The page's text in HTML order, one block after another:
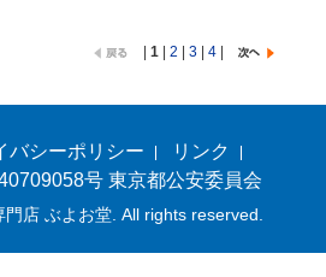
| 1| 2 | 3| 4|
バシーポリシー
リンク
号 東京都公安委員会
店 ぶよお堂. All rights reserved.